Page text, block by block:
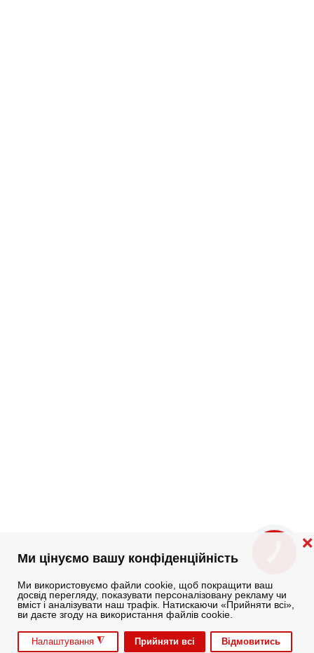
Ми цінуємо вашу конфіденційність
Ми використовуємо файли cookie, щоб покращити ваш
досвід перегляду, показувати персоналізовану рекламу чи
вміст і аналізувати наш трафік. Натискаючи «Прийняти всі»,
ви даєте згоду на використання файлів cookie.
Налаштування ◮ Прийняти всі Відмовитись
❌